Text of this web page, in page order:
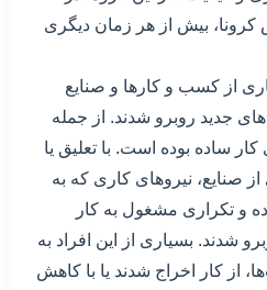
کرونا، بیش از هر زمان دیگری
از کسب و کارها و صنایع
جدید روبرو شدند. از جمله
ساده بوده است. با تعلیق یا
صنایع، نیروهای کاری که به
و تکراری مشغول به کار
شدند. بسیاری از این افراد به
از کار اخراج شدند یا با کاهش